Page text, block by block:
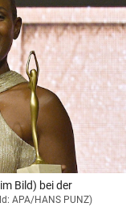
Bild) bei der
APA/HANS PUNZ)